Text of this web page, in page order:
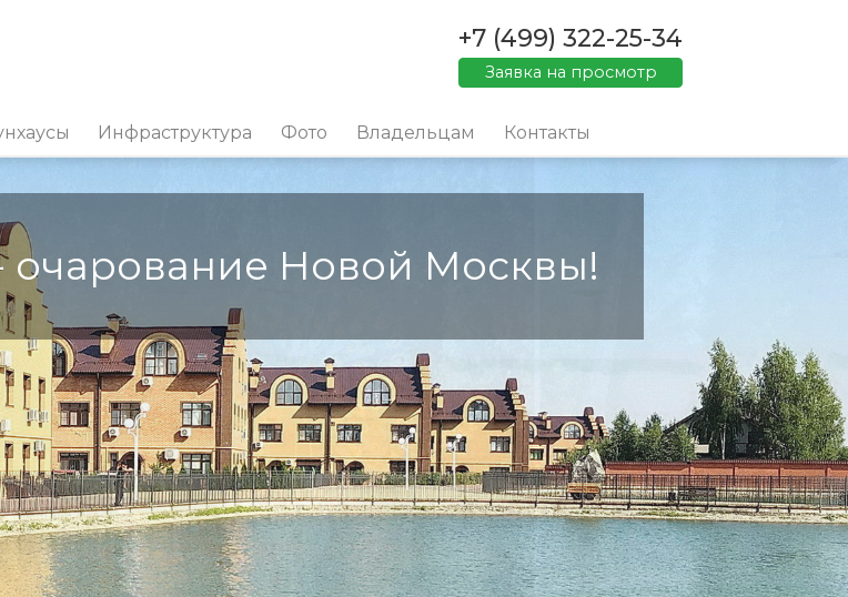
+7 (499) 322-25-34
Заявка на просмотр
Инфраструктура Фото Владельцам Контакты
очарование Новой Москвы!